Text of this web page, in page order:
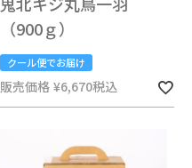
（900ｇ）
クール便でお届け
販売価格 ¥6,670税込